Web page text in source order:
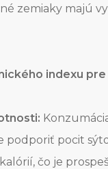
zemiaky majú
indexu pre
podporiť pocit
čo je